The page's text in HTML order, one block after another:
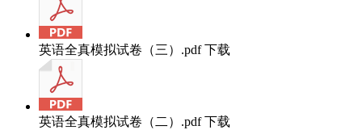
英语全真模拟试卷（三）.pdf 下载
英语全真模拟试卷（二）.pdf 下载